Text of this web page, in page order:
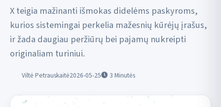
X teigia mažinanti išmokas didelėms paskyroms,
kurios sistemingai perkelia mažesnių kūrėjų įrašus,
ir žada daugiau peržiūrų bei pajamų nukreipti
originaliam turiniui.
Viltė Petrauskaitė2026-05-25 3 Minutės